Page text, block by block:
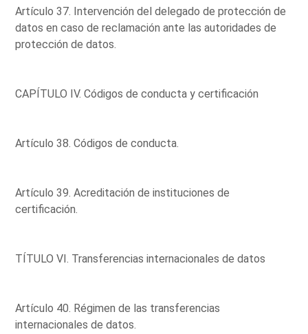
Artículo 37. Intervención del delegado de protección de
datos en caso de reclamación ante las autoridades de
protección de datos.
CAPÍTULO IV. Códigos de conducta y certificación
Artículo 38. Códigos de conducta.
Artículo 39. Acreditación de instituciones de
certificación.
TÍTULO VI. Transferencias internacionales de datos
Artículo 40. Régimen de las transferencias
internacionales de datos.